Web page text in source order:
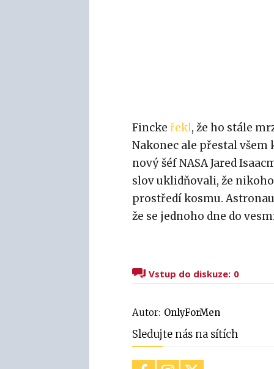
Fincke řekl, že ho stále
Nakonec ale přestal
nový šéf NASA Jared
slov uklidňovali, že
prostředí kosmu.
že se jednoho dne do
Vstup do diskuze: 0
Autor: OnlyForMen
Sledujte nás na sítích